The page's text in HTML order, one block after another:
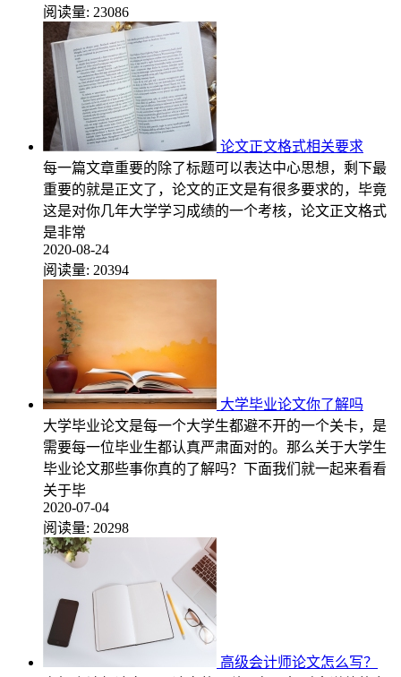
阅读量: 23086
论文正文格式相关要求
每一篇文章重要的除了标题可以表达中心思想，剩下最
重要的就是正文了，论文的正文是有很多要求的，毕竟
这是对你几年大学学习成绩的一个考核，论文正文格式
是非常
2020-08-24
阅读量: 20394
大学毕业论文你了解吗
大学毕业论文是每一个大学生都避不开的一个关卡，是
需要每一位毕业生都认真严肃面对的。那么关于大学生
毕业论文那些事你真的了解吗？下面我们就一起来看看
关于毕
2020-07-04
阅读量: 20298
高级会计师论文怎么写？